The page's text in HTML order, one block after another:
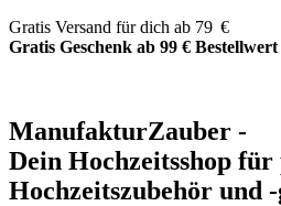
Zum
Inhalt
Gratis Versand für dich ab 79 €
Gratis Geschenk ab 99 € Bestellwert
ManufakturZauber -
Dein Hochzeitsshop
Hochzeitszubehör und -